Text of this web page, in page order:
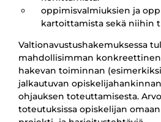
oppimisvalmiuksien ja
kartoittamista sekä niihin
Valtionavustushakemuksessa
mahdollisimman
hakevan toiminnan
jalkautuvan
ohjauksen toteuttamisesta.
toteutuksissa opiskelijan